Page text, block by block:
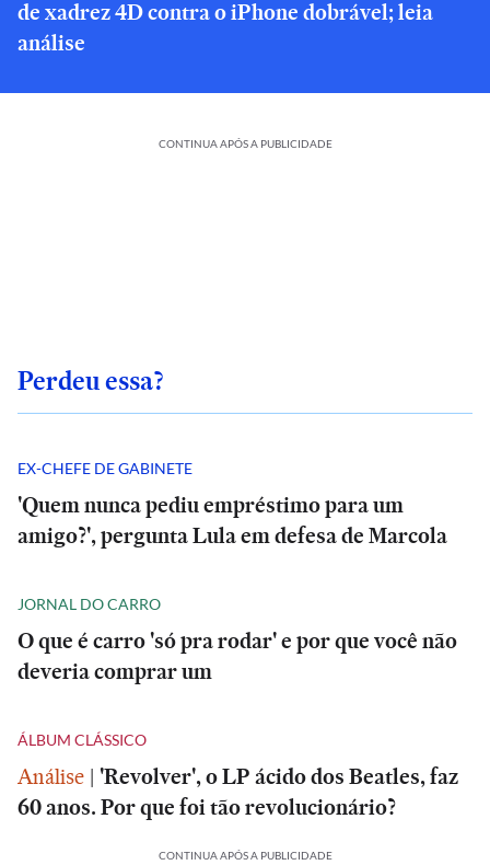
de xadrez 4D contra o iPhone dobrável; leia
análise
CONTINUA APÓS A PUBLICIDADE
Perdeu essa?
EX-CHEFE DE GABINETE
'Quem nunca pediu empréstimo para um
amigo?', pergunta Lula em defesa de Marcola
JORNAL DO CARRO
O que é carro 'só pra rodar' e por que você não
deveria comprar um
ÁLBUM CLÁSSICO
Análise | 'Revolver', o LP ácido dos Beatles, faz
60 anos. Por que foi tão revolucionário?
CONTINUA APÓS A PUBLICIDADE